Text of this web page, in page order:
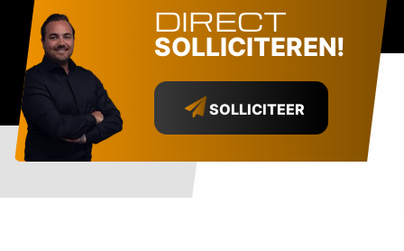
DIRECT
SOLLICITEREN!
SOLLICITEER